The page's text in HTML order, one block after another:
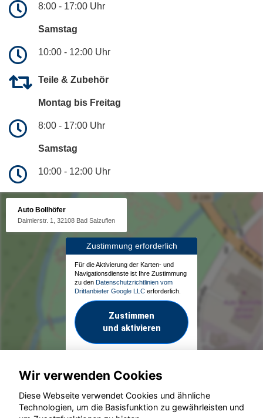
8:00 - 17:00 Uhr
Samstag
10:00 - 12:00 Uhr
Teile & Zubehör
Montag bis Freitag
8:00 - 17:00 Uhr
Samstag
10:00 - 12:00 Uhr
Auto Bollhöfer
Daimlerstr. 1, 32108 Bad Salzuflen
Zustimmung erforderlich
Für die Aktivierung der Karten- und
Navigationsdienste ist Ihre Zustimmung
zu den Datenschutzrichtlinien vom
Drittanbieter Google LLC erforderlich.
Zustimmen
und aktivieren
Wir verwenden Cookies
Diese Webseite verwendet Cookies und ähnliche
Technologien, um die Basisfunktion zu gewährleisten und